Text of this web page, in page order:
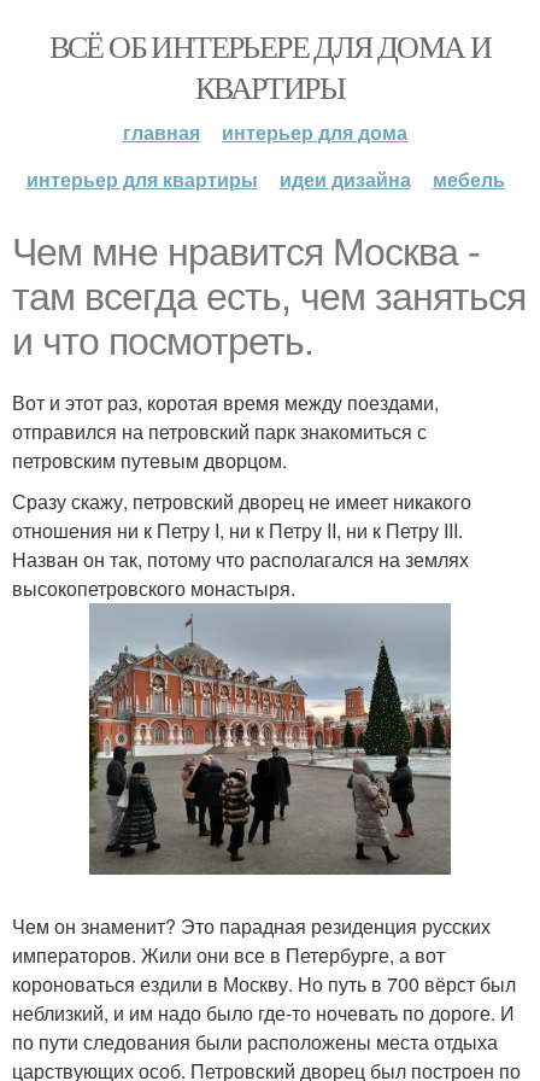
ВСЁ ОБ ИНТЕРЬЕРЕ ДЛЯ ДОМА И
КВАРТИРЫ
главная
интерьер для дома
интерьер для квартиры
идеи дизайна мебель
Чем мне нравится Москва -
там всегда есть, чем заняться
и что посмотреть.
Вот и этот раз, коротая время между поездами,
отправился на петровский парк знакомиться с
петровским путевым дворцом.
Сразу скажу, петровский дворец не имеет никакого
отношения ни к Петру I, ни к Петру II, ни к Петру III.
Назван он так, потому что располагался на землях
высокопетровского монастыря.
Чем он знаменит? Это парадная резиденция русских
императоров. Жили они все в Петербурге, а вот
короноваться ездили в Москву. Но путь в 700 вёрст был
неблизкий, и им надо было где-то ночевать по дороге. И
по пути следования были расположены места отдыха
царствующих особ. Петровский дворец был построен по